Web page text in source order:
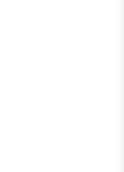
Se de dyreste